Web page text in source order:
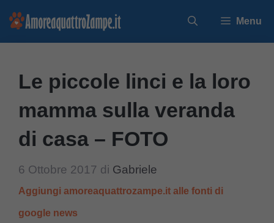
Vai
Menu
Le piccole linci e la loro
mamma sulla veranda
di casa – FOTO
6 Ottobre 2017 di Gabriele
Aggiungi amoreaquattrozampe.it alle fonti di
google news